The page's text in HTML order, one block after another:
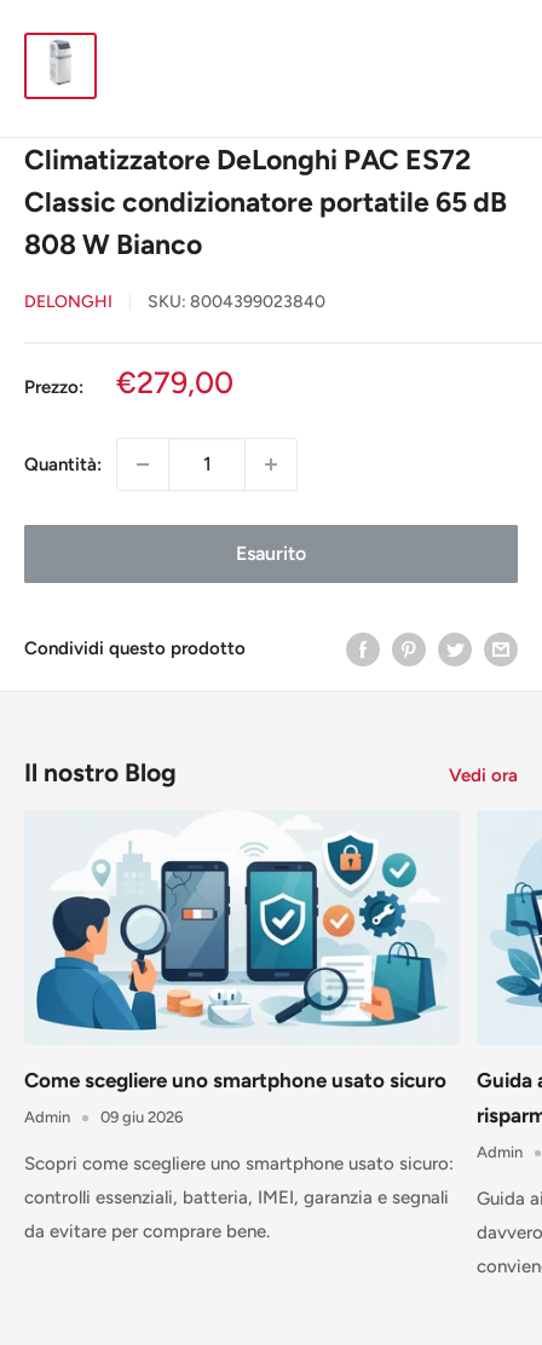
Climatizzatore DeLonghi PAC ES72
Classic condizionatore portatile 65 dB
808 W Bianco
DELONGHI SKU: 8004399023840
Prezzo:
Prezzo
€279,00
Quantità:
Esaurito
Condividi questo prodotto
Il nostro Blog Vedi ora
Come scegliere uno smartphone usato sicuro
Admin 09 giu 2026
Scopri come scegliere uno smartphone usato sicuro:
controlli essenziali, batteria, IMEI, garanzia e segnali
da evitare per comprare bene.
Guida
Admin
Guida